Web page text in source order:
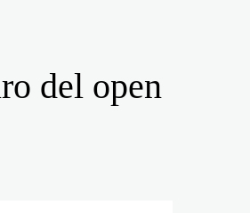
del open